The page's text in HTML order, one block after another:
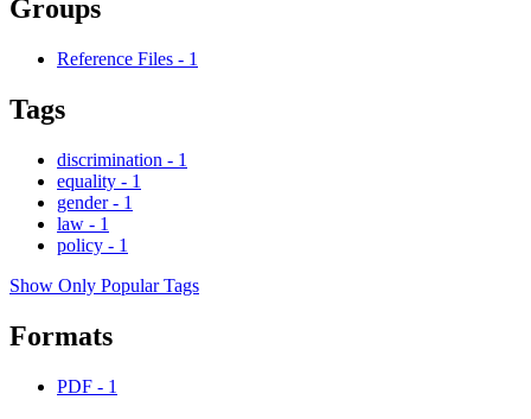
Groups
Reference Files - 1
Tags
discrimination - 1
equality - 1
gender - 1
law - 1
policy - 1
Show Only Popular Tags
Formats
PDF - 1